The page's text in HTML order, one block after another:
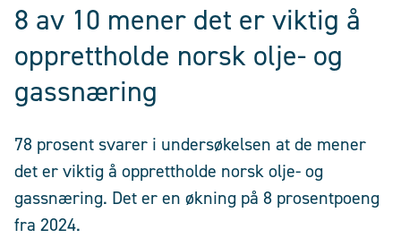
8 av 10 mener det er viktig å
opprettholde norsk olje- og
gassnæring
78 prosent svarer i undersøkelsen at de mener
det er viktig å opprettholde norsk olje- og
gassnæring. Det er en økning på 8 prosentpoeng
fra 2024.